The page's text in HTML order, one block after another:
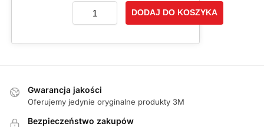
DODAJ DO KOSZYKA
Gwarancja jakości
Oferujemy jedynie oryginalne produkty 3M
Bezpieczeństwo zakupów